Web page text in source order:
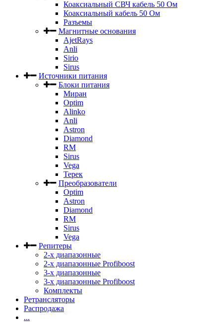
Коаксиальный СВЧ кабель 50 Ом
Коаксиальный кабель 50 Ом
Разъемы
Магнитные основания
AjetRays
Anli
Sirio
Sirus
Источники питания
Блоки питания
Миран
Optim
Alinko
Anli
Astron
Diamond
RM
Sirus
Vega
Терек
Преобразователи
Optim
Astron
Diamond
RM
Sirus
Vega
Репитеры
2-х диапазонные
2-х диапазонные Profiboost
3-х диапазонные
3-х диапазонные Profiboost
Комплекты
Ретрансляторы
Распродажа
...